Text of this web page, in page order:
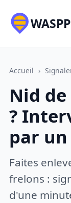
WASPP
Accueil ›
Nid
?
par
Faites
frelons :
d'une